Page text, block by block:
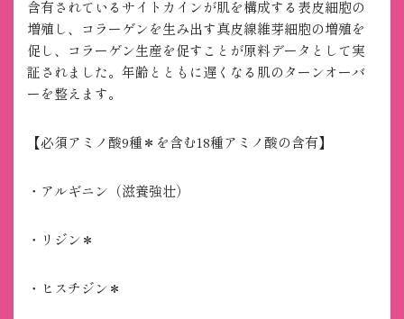
含有されているサイトカインが肌を構成する表皮細胞の
増殖し、コラーゲンを生み出す真皮線維芽細胞の増殖を
促し、コラーゲン生産を促すことが原料データとして実
証されました。年齢とともに遅くなる肌のターンオーバ
ーを整えます。
【必須アミノ酸9種＊を含む18種アミノ酸の含有】
・アルギニン（滋養強壮）
・リジン＊
・ヒスチジン＊